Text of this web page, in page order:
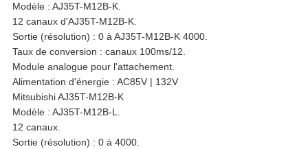
DU
SITE
POLITIQUE
EN
Modèle : AJ35T-M12B-K.
12 canaux d'AJ35T-M12B-K.
Sortie (résolution) : 0 à AJ35T-M12B-K 4000.
Taux de conversion : canaux 100ms/12.
Module analogue pour l'attachement.
Alimentation d'énergie : AC85V | 132V
Mitsubishi AJ35T-M12B-K
Modèle : AJ35T-M12B-L.
12 canaux.
Sortie (résolution) : 0 à 4000.